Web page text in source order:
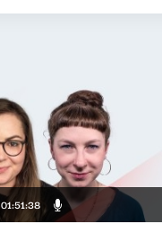
01:51:38